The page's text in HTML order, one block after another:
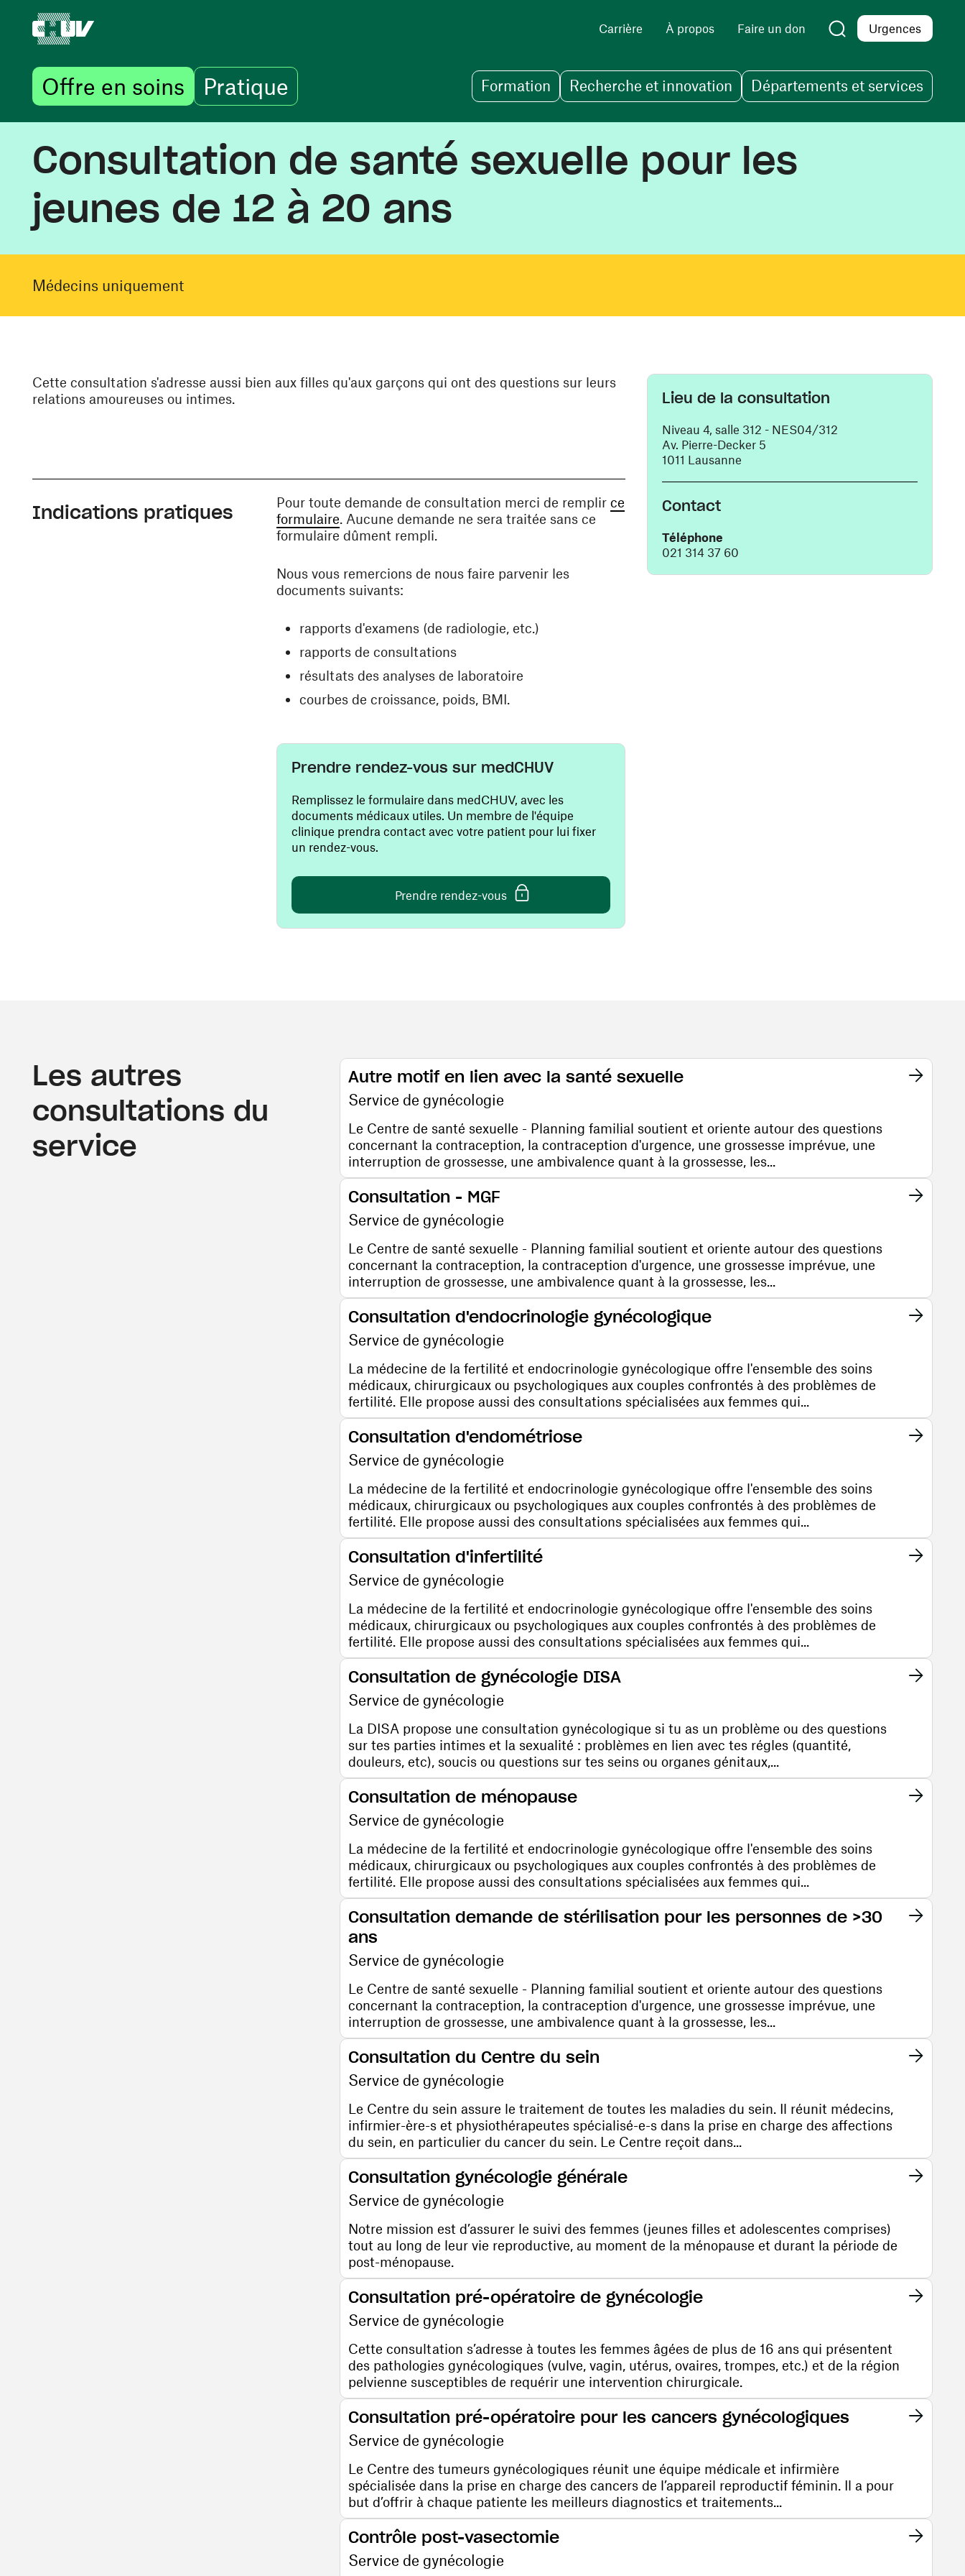
Carrière À propos Faire un don Urgences
Offre en soins Pratique Formation Recherche et innovation Départements et services
Consultation de santé sexuelle pour les
jeunes de 12 à 20 ans
Médecins uniquement
Cette consultation s'adresse aussi bien aux filles qu'aux garçons qui ont des questions sur leurs
relations amoureuses ou intimes.
Indications pratiques Pour toute demande de consultation merci de remplir ce
formulaire(ouvre une nouvelle fenêtre)
. Aucune demande ne sera traitée sans ce
formulaire dûment rempli.
Nous vous remercions de nous faire parvenir les
documents suivants:
rapports d'examens (de radiologie, etc.)
rapports de consultations
résultats des analyses de laboratoire
courbes de croissance, poids, BMI.
Prendre rendez-vous sur medCHUV
Remplissez le formulaire dans medCHUV, avec les
documents médicaux utiles. Un membre de l'équipe
clinique prendra contact avec votre patient pour lui fixer
un rendez-vous.
Prendre rendez-vous(ouvre une nouvelle fenêtre)
Lieu de la consultation
Niveau 4, salle 312 - NES04/312
Av. Pierre-Decker 5
1011 Lausanne
Contact
Téléphone
021 314 37 60
Les autres
consultations du
service
Autre motif en lien avec la santé sexuelle
Service de gynécologie
Le Centre de santé sexuelle - Planning familial soutient et oriente autour des questions
concernant la contraception, la contraception d'urgence, une grossesse imprévue, une
interruption de grossesse, une ambivalence quant à la grossesse, les...
Consultation - MGF
Service de gynécologie
Le Centre de santé sexuelle - Planning familial soutient et oriente autour des questions
concernant la contraception, la contraception d'urgence, une grossesse imprévue, une
interruption de grossesse, une ambivalence quant à la grossesse, les...
Consultation d'endocrinologie gynécologique
Service de gynécologie
La médecine de la fertilité et endocrinologie gynécologique offre l'ensemble des soins
médicaux, chirurgicaux ou psychologiques aux couples confrontés à des problèmes de
fertilité. Elle propose aussi des consultations spécialisées aux femmes qui...
Consultation d'endométriose
Service de gynécologie
La médecine de la fertilité et endocrinologie gynécologique offre l'ensemble des soins
médicaux, chirurgicaux ou psychologiques aux couples confrontés à des problèmes de
fertilité. Elle propose aussi des consultations spécialisées aux femmes qui...
Consultation d'infertilité
Service de gynécologie
La médecine de la fertilité et endocrinologie gynécologique offre l'ensemble des soins
médicaux, chirurgicaux ou psychologiques aux couples confrontés à des problèmes de
fertilité. Elle propose aussi des consultations spécialisées aux femmes qui...
Consultation de gynécologie DISA
Service de gynécologie
La DISA propose une consultation gynécologique si tu as un problème ou des questions
sur tes parties intimes et la sexualité : problèmes en lien avec tes régles (quantité,
douleurs, etc), soucis ou questions sur tes seins ou organes génitaux,...
Consultation de ménopause
Service de gynécologie
La médecine de la fertilité et endocrinologie gynécologique offre l'ensemble des soins
médicaux, chirurgicaux ou psychologiques aux couples confrontés à des problèmes de
fertilité. Elle propose aussi des consultations spécialisées aux femmes qui...
Consultation demande de stérilisation pour les personnes de >30
ans
Service de gynécologie
Le Centre de santé sexuelle - Planning familial soutient et oriente autour des questions
concernant la contraception, la contraception d'urgence, une grossesse imprévue, une
interruption de grossesse, une ambivalence quant à la grossesse, les...
Consultation du Centre du sein
Service de gynécologie
Le Centre du sein assure le traitement de toutes les maladies du sein. Il réunit médecins,
infirmier-ère-s et physiothérapeutes spécialisé-e-s dans la prise en charge des affections
du sein, en particulier du cancer du sein. Le Centre reçoit dans...
Consultation gynécologie générale
Service de gynécologie
Notre mission est d’assurer le suivi des femmes (jeunes filles et adolescentes comprises)
tout au long de leur vie reproductive, au moment de la ménopause et durant la période de
post-ménopause.
Consultation pré-opératoire de gynécologie
Service de gynécologie
Cette consultation s’adresse à toutes les femmes âgées de plus de 16 ans qui présentent
des pathologies gynécologiques (vulve, vagin, utérus, ovaires, trompes, etc.) et de la région
pelvienne susceptibles de requérir une intervention chirurgicale.
Consultation pré-opératoire pour les cancers gynécologiques
Service de gynécologie
Le Centre des tumeurs gynécologiques réunit une équipe médicale et infirmière
spécialisée dans la prise en charge des cancers de l’appareil reproductif féminin. Il a pour
but d’offrir à chaque patiente les meilleurs diagnostics et traitements...
Contrôle post-vasectomie
Service de gynécologie